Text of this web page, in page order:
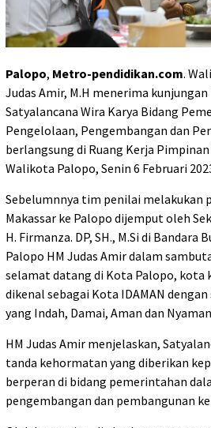
Palopo, Metro-pendidikan.com.
Judas Amir, M.H menerima
Satyalancana Wira Karya Bidang
Pengelolaan, Pengembangan dan
berlangsung di Ruang Kerja
Walikota Palopo, Senin 6 Februari
Sebelumnnya tim penilai melakukan
Makassar ke Palopo dijemput oleh
H. Firmanza. DP, SH., M.Si di Bandara
Palopo HM Judas Amir dalam
selamat datang di Kota Palopo, kota
dikenal sebagai Kota IDAMAN
yang Indah, Damai, Aman dan
HM Judas Amir menjelaskan,
tanda kehormatan yang diberikan
berperan di bidang pemerintahan
pengembangan dan pembangunan